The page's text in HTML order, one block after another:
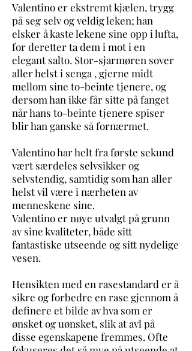
Valentino er ekstremt kjælen, trygg
på seg selv og veldig leken; han
elsker å kaste lekene sine opp i lufta,
for deretter ta dem i mot i en
elegant salto. Stor-sjarmøren sover
aller helst i senga , gjerne midt
mellom sine to-beinte tjenere, og
dersom han ikke får sitte på fanget
når hans to-beinte tjenere spiser
blir han ganske så fornærmet.
Valentino har helt fra første sekund
vært særdeles selvsikker og
selvstendig, samtidig som han aller
helst vil være i nærheten av
menneskene sine.
Valentino er nøye utvalgt på grunn
av sine kvaliteter, både sitt
fantastiske utseende og sitt nydelige
vesen.
Hensikten med en rasestandard er å
sikre og forbedre en rase gjennom å
definere et bilde av hva som er
ønsket og uønsket, slik at avl på
disse egenskapene fremmes. Ofte